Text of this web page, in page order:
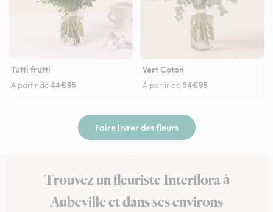
Tutti frutti
À partir de44€95
Vert Coton
À partir de 54€95
Faire livrer des fleurs
Trouvez un fleuriste Interflora à
Aubeville et dans ses environs